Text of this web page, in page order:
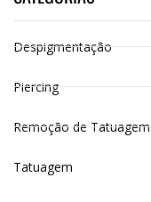
Despigmentação
Piercing
Remoção de Tatuagem
Tatuagem